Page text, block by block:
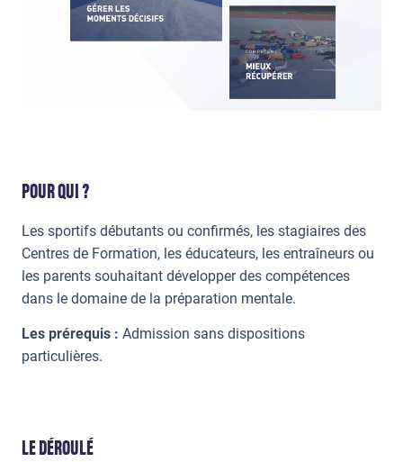
POUR QUI ?
Les sportifs débutants ou confirmés, les stagiaires des
Centres de Formation, les éducateurs, les entraîneurs ou
les parents souhaitant développer des compétences
dans le domaine de la préparation mentale.
Les prérequis :Admission sans dispositions
particulières.
LE DÉROULÉ